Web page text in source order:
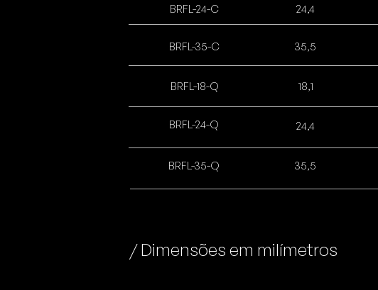
BRFL-24-C 24,4
BRFL-35-C 35,5
BRFL-18-Q 18,1
BRFL-24-Q 24,4
BRFL-35-Q 35,5
/ Dimensões em milímetros